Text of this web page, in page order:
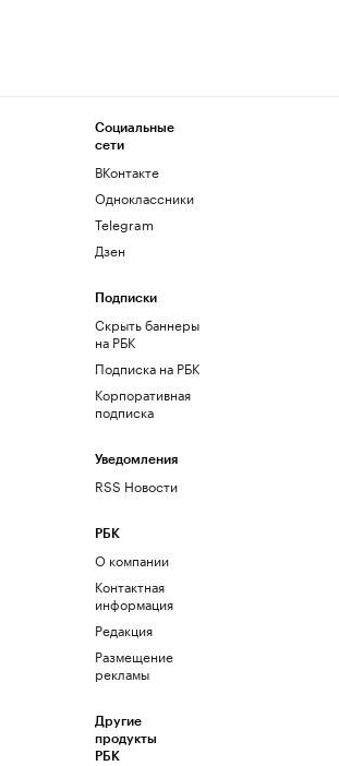
Социальные
сети
ВКонтакте
Одноклассники
Telegram
Дзен
Подписки
Скрыть баннеры
на РБК
Подписка на РБК
Корпоративная
подписка
Уведомления
RSS Новости
РБК
О компании
Контактная
информация
Редакция
Размещение
рекламы
Другие
продукты
РБК